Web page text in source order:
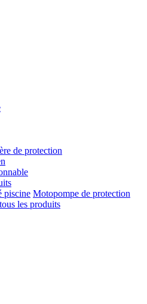
de protection
piscine Motopompe de protection
les produits